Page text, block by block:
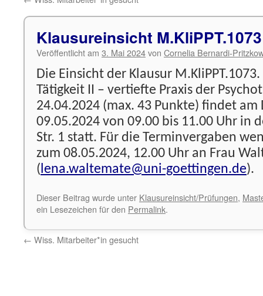
Klausureinsicht M.KliPPT.1073
Veröffentlicht am 3. Mai 2024von Cornelia Bernardi-
Die Einsicht der Klausur
Tätigkeit II – vertiefte Praxis der
24.04.2024 (max. 43 Punkte) findet am
09.05.2024 von 09.00 bis 11.00 Uhr in
Str. 1 statt. Für die Terminvergaben
zum 08.05.2024, 12.00 Uhr an Frau
(lena.waltemate@uni-goettingen.de).
Dieser Beitrag wurde unter Klausureinsicht/Prüfungen,
ein Lesezeichen für den Permalink.
← Wiss. Mitarbeiter*in gesucht